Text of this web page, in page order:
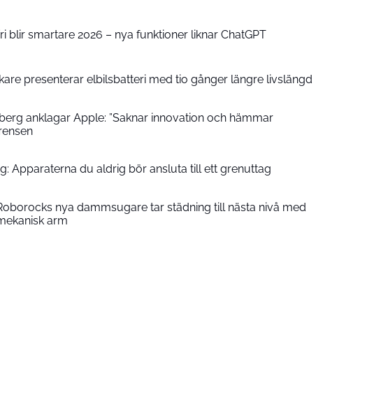
blir smartare 2026 – nya funktioner liknar ChatGPT
presenterar elbilsbatteri med tio gånger längre livslängd
anklagar Apple: ”Saknar innovation och hämmar
Apparaterna du aldrig bör ansluta till ett grenuttag
nya dammsugare tar städning till nästa nivå med
arm